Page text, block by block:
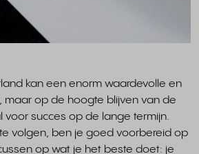
kan een enorm waardevolle en
maar op de hoogte blijven van de
voor succes op de lange termijn.
volgen, ben je goed voorbereid op
op wat je het beste doet: je